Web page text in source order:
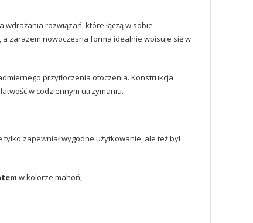
wdrażania rozwiązań, które łączą w sobie
a zarazem nowoczesna forma idealnie wpisuje się w
przytłoczenia otoczenia. Konstrukcja
w codziennym utrzymaniu.
tylko zapewniał wygodne użytkowanie, ale też był
w kolorze mahoń;